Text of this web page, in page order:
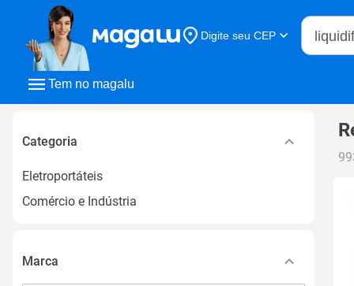
Tem no magalu
Digite seu CEP
Buscar
Categoria
Eletroportáteis
Comércio e Indústria
Marca